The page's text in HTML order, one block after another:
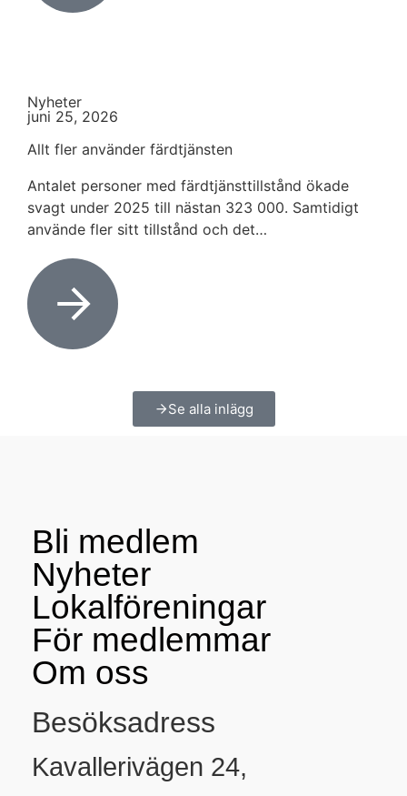
Nyheter
juni 25, 2026
Allt fler använder färdtjänsten
Antalet personer med färdtjänsttillstånd ökade
svagt under 2025 till nästan 323 000. Samtidigt
använde fler sitt tillstånd och det…
Se alla inlägg
Bli medlem
Nyheter
Lokalföreningar
För medlemmar
Om oss
Besöksadress
Kavallerivägen 24,